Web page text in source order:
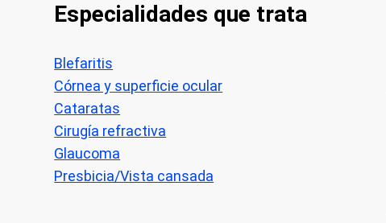
Especialidades que trata
Blefaritis
Córnea y superficie ocular
Cataratas
Cirugía refractiva
Glaucoma
Presbicia/Vista cansada